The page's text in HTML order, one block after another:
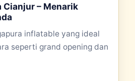
Cianjur – Menarik
inflatable yang ideal
seperti grand opening dan